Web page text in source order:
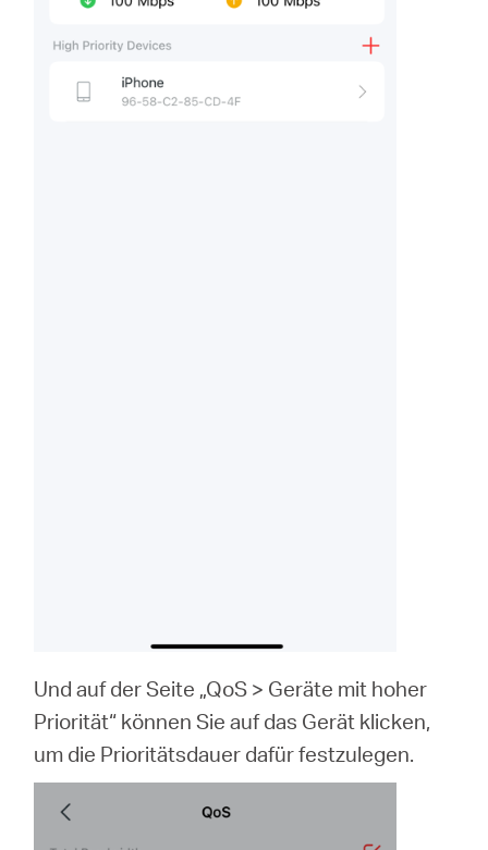
Und auf der Seite „QoS > Geräte mit hoher
Priorität“ können Sie auf das Gerät klicken,
um die Prioritätsdauer dafür festzulegen.